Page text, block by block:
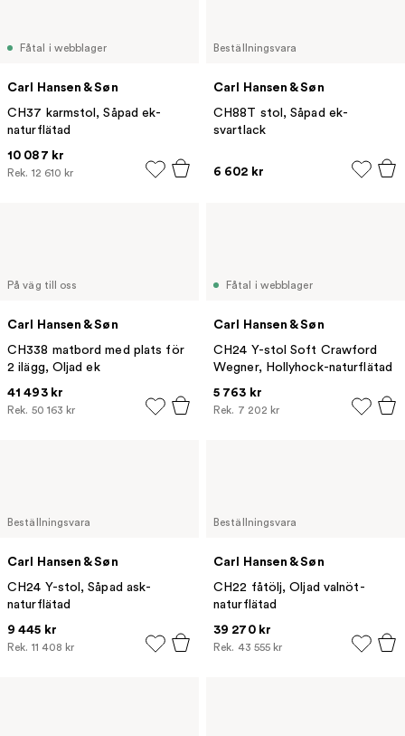
Fåtal i webblager
Carl Hansen & Søn
CH37 karmstol, Såpad ek-
naturflätad
10 087 kr
Rek. 12 610 kr
Beställningsvara
Carl Hansen & Søn
CH88T stol, Såpad ek-
svartlack
6 602 kr
På väg till oss
Carl Hansen & Søn
CH338 matbord med plats för
2 ilägg, Oljad ek
41 493 kr
Rek. 50 163 kr
Fåtal i webblager
Carl Hansen & Søn
CH24 Y-stol Soft Crawford
Wegner, Hollyhock-naturflätad
5 763 kr
Rek. 7 202 kr
Beställningsvara
Carl Hansen & Søn
CH24 Y-stol, Såpad ask-
naturflätad
9 445 kr
Rek. 11 408 kr
Beställningsvara
Carl Hansen & Søn
CH22 fåtölj, Oljad valnöt-
naturflätad
39 270 kr
Rek. 43 555 kr